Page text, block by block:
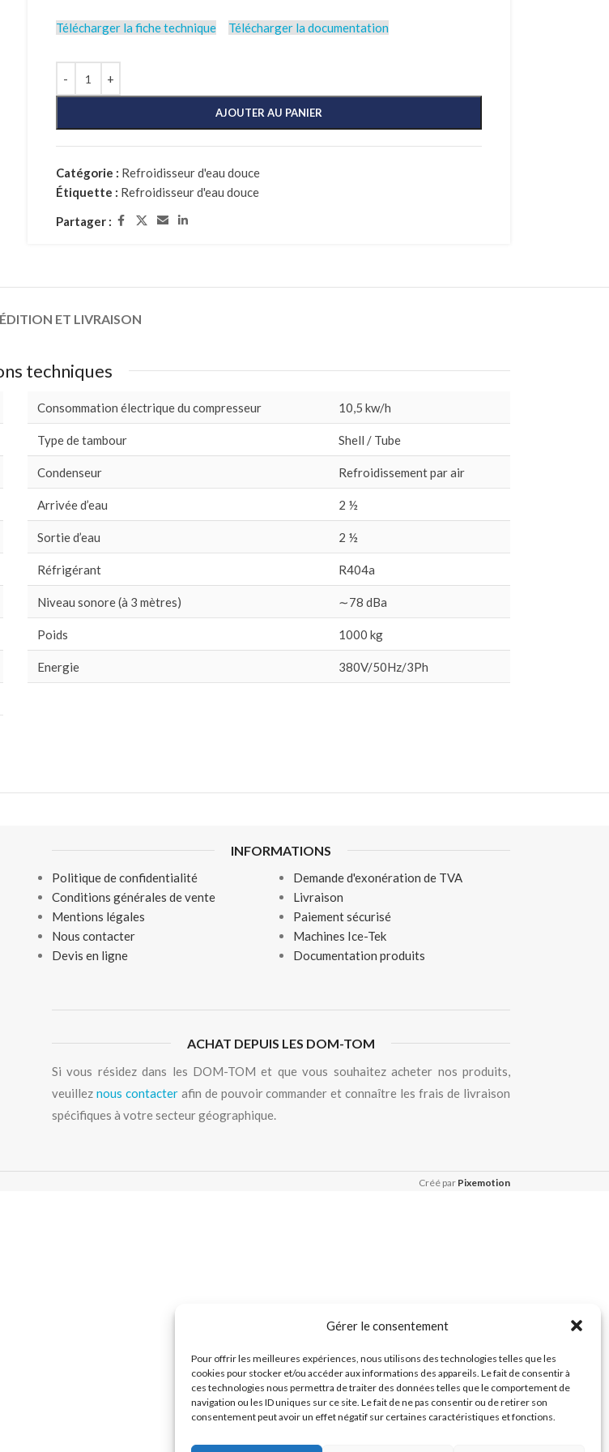
Gérer le consentement
Pour offrir les meilleures expériences, nous utilisons des technologies telles que les
cookies pour stocker et/ou accéder aux informations des appareils. Le fait de consentir à
ces technologies nous permettra de traiter des données telles que le comportement de
navigation ou les ID uniques sur ce site. Le fait de ne pas consentir ou de retirer son
consentement peut avoir un effet négatif sur certaines caractéristiques et fonctions.
Télécharger la fiche technique Télécharger la documentation
AJOUTER AU PANIER
Catégorie : Refroidisseur d'eau douce
Étiquette : Refroidisseur d'eau douce
Partager :
ET LIVRAISON
techniques
Consommation électrique du compresseur 10,5 kw/h
Type de tambour Shell / Tube
Condenseur Refroidissement par air
Arrivée d’eau 2 ½
Sortie d’eau 2 ½
Réfrigérant R404a
Niveau sonore (à 3 mètres) ∼78 dBa
Poids 1000 kg
Energie 380V/50Hz/3Ph
INFORMATIONS
Politique de confidentialité
Conditions générales de vente
Mentions légales
Nous contacter
Devis en ligne
Demande d'exonération de TVA
Livraison
Paiement sécurisé
Machines Ice-Tek
Documentation produits
ACHAT DEPUIS LES DOM-TOM
Si vous résidez dans les DOM-TOM et que vous souhaitez acheter nos produits,
veuillez nous contacterafin de pouvoir commander et connaître les frais de livraison
spécifiques à votre secteur géographique.
Créé par Pixemotion